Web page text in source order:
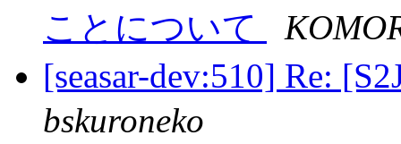
ことについて
[seasar-dev:510] Re:
bskuroneko